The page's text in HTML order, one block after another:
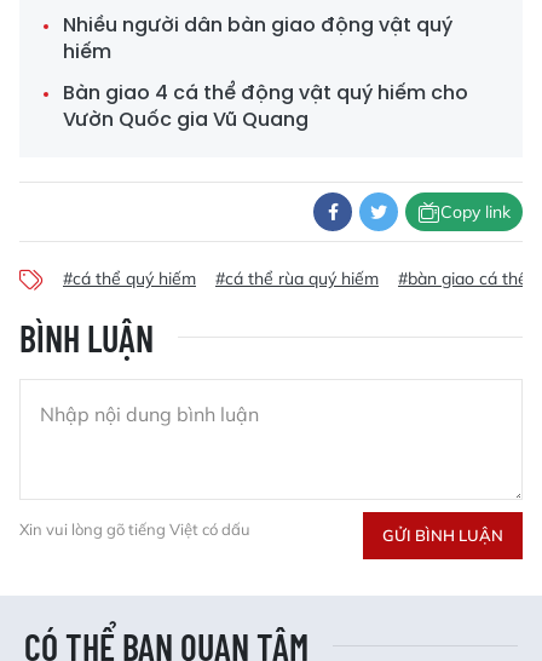
Nhiều người dân bàn giao động vật quý
hiếm
Bàn giao 4 cá thể động vật quý hiếm cho
Vườn Quốc gia Vũ Quang
Copy link
#cá thể quý hiếm #cá thể rùa quý hiếm #bàn giao cá thể
BÌNH LUẬN
Xin vui lòng gõ tiếng Việt có dấu GỬI BÌNH LUẬN
CÓ THỂ BẠN QUAN TÂM